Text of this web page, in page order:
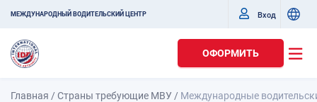
МЕЖДУНАРОДНЫЙ ВОДИТЕЛЬСКИЙ ЦЕНТР Вход
ОФОРМИТЬ
Главная /Страны требующие МВУ / Международные